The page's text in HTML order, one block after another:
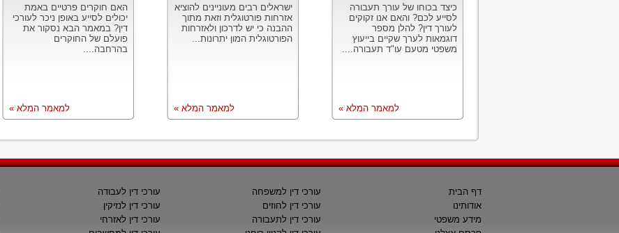
כיצד בכוחו של עורך תעבורה
לסייע לכם? והאם אנו זקוקים
לעורך דין? להלן מספר
דוגמאות לערך שקיים בייעוץ
משפטי מטעם עו"ד תעבורה....
למאמר המלא »
ישראלים רבים מעוניינים להוציא
אזרחות פורטוגלית וזאת מתוך
ההבנה כי יש לדרכון ולאזרחות
הפורטוגלית המון יתרונות...
למאמר המלא »
האם חוקרים פרטיים באמת
יכולים לסייע באופן ניכר לעורכי
דין? במאמר הבא נסקור את
פועלם של החוקרים
בהרחבה....
למאמר המלא »
דף הבית
אודותינו
מידע משפטי
עורכי דין למשפחה
עורכי דין לחוזים
עורכי דין לתעבורה
עורכי דין לעבודה
עורכי דין לנזיקין
עורכי דין לאזרחי